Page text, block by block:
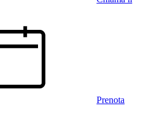
Prenota